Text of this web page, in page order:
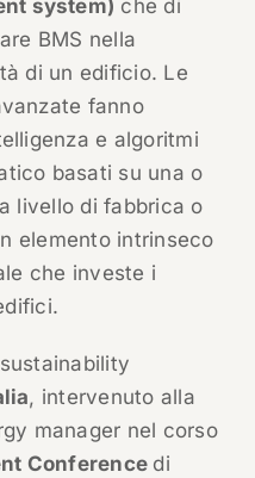
system) che di
BMS nella
di un edificio. Le
fanno
e algoritmi
basati su una o
livello di fabbrica o
elemento intrinseco
che investe i
, intervenuto alla
manager nel corso
Conference di